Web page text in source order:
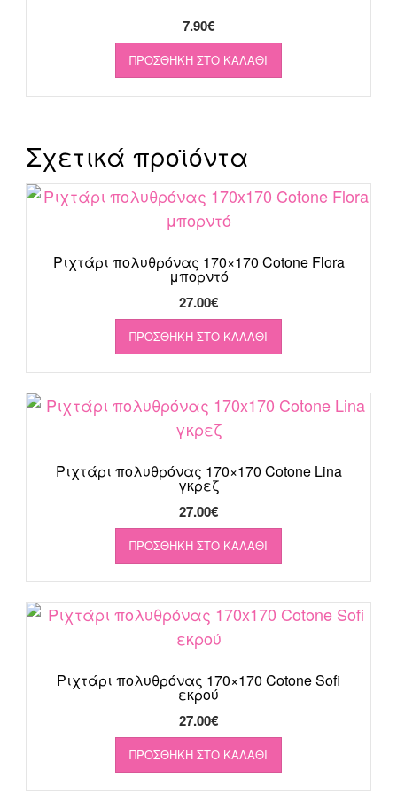
7.90€
ΠΡΟΣΘΉΚΗ ΣΤΟ ΚΑΛΆΘΙ
Σχετικά προϊόντα
Ριχτάρι πολυθρόνας 170×170 Cotone Flora
μπορντό
27.00€
ΠΡΟΣΘΉΚΗ ΣΤΟ ΚΑΛΆΘΙ
Ριχτάρι πολυθρόνας 170×170 Cotone Lina
γκρεζ
27.00€
ΠΡΟΣΘΉΚΗ ΣΤΟ ΚΑΛΆΘΙ
Ριχτάρι πολυθρόνας 170×170 Cotone Sofi
εκρού
27.00€
ΠΡΟΣΘΉΚΗ ΣΤΟ ΚΑΛΆΘΙ